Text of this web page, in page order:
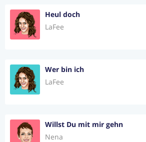
Heul doch
LaFee
Wer bin ich
LaFee
Willst Du mit mir gehn
Nena